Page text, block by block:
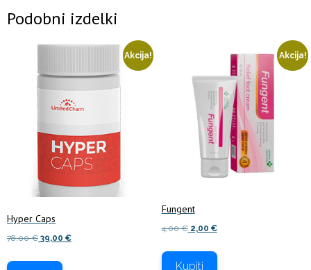
Podobni izdelki
Akcija!
Hyper Caps
78,00€ Izvirna
39,00 €Trenutna
Akcija!
Fungent
4,00€ Izvirna
2,00 €Trenutna
je:
Kupiti